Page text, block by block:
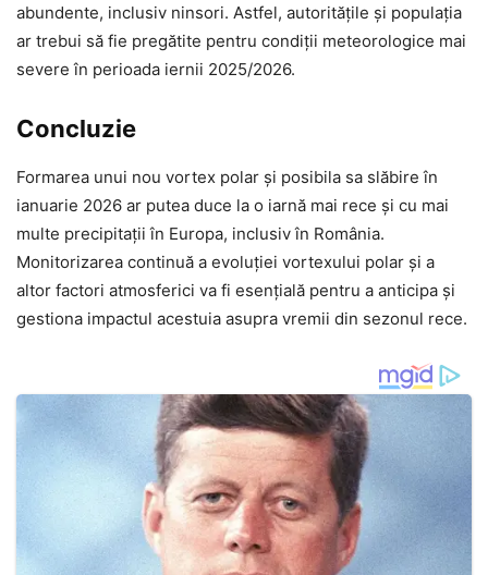
abundente, inclusiv ninsori. Astfel, autoritățile și populația
ar trebui să fie pregătite pentru condiții meteorologice mai
severe în perioada iernii 2025/2026.
Concluzie
Formarea unui nou vortex polar și posibila sa slăbire în
ianuarie 2026 ar putea duce la o iarnă mai rece și cu mai
multe precipitații în Europa, inclusiv în România.
Monitorizarea continuă a evoluției vortexului polar și a
altor factori atmosferici va fi esențială pentru a anticipa și
gestiona impactul acestuia asupra vremii din sezonul rece.